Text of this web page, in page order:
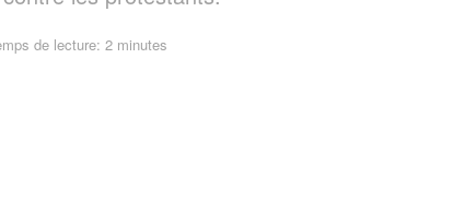
de lecture: 2 minutes